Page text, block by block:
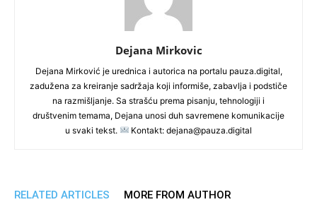
Dejana Mirkovic
Dejana Mirković je urednica i autorica na portalu pauza.digital,
zadužena za kreiranje sadržaja koji informiše, zabavlja i podstiče
na razmišljanje. Sa strašću prema pisanju, tehnologiji i
društvenim temama, Dejana unosi duh savremene komunikacije
u svaki tekst.
Kontakt: dejana@pauza.digital
RELATED ARTICLES MORE FROM AUTHOR